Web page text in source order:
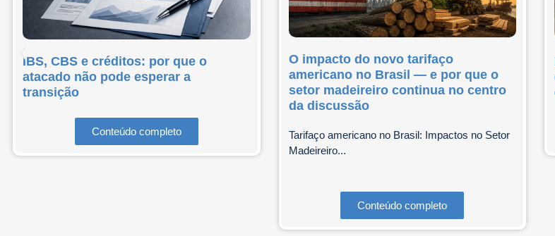
IBS, CBS e créditos: por que o
atacado não pode esperar a
transição
Conteúdo completo
O impacto do novo tarifaço
americano no Brasil — e por que o
setor madeireiro continua no centro
da discussão
Tarifaço americano no Brasil: Impactos no Setor
Madeireiro...
Conteúdo completo